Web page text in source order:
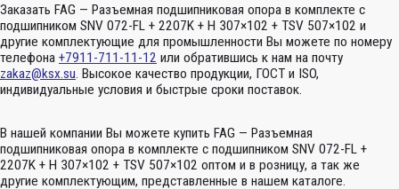
Заказать FAG — Разъемная подшипниковая опора в комплекте с
подшипником SNV 072-FL + 2207K + H 307×102 + TSV 507×102 и
другие комплектующие для промышленности Вы можете по номеру
телефона +7911-711-11-12 или обратившись к нам на почту
zakaz@ksx.su. Высокое качество продукции, ГОСТ и ISO,
индивидуальные условия и быстрые сроки поставок.
В нашей компании Вы можете купить FAG — Разъемная
подшипниковая опора в комплекте с подшипником SNV 072-FL +
2207K + H 307×102 + TSV 507×102 оптом и в розницу, а так же
другие комплектующим, представленные в нашем каталоге.